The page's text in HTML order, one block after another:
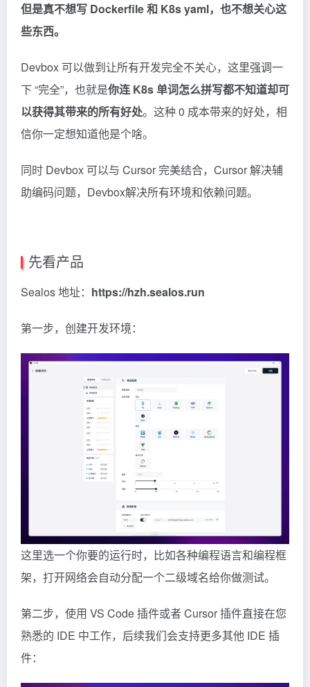
但是真不想写 Dockerfile 和 K8s yaml，也不想关心这
些东西。
Devbox 可以做到让所有开发完全不关心，这里强调一
下 “完全”，也就是你连 K8s 单词怎么拼写都不知道却可
以获得其带来的所有好处。这种 0 成本带来的好处，相
信你一定想知道他是个啥。
同时 Devbox 可以与 Cursor 完美结合，Cursor 解决辅
助编码问题，Devbox解决所有环境和依赖问题。
先看产品
Sealos 地址： https://hzh.sealos.run
第一步，创建开发环境：
这里选一个你要的运行时，比如各种编程语言和编程框
架，打开网络会自动分配一个二级域名给你做测试。
第二步，使用 VS Code 插件或者 Cursor 插件直接在您
熟悉的 IDE 中工作，后续我们会支持更多其他 IDE 插
件：